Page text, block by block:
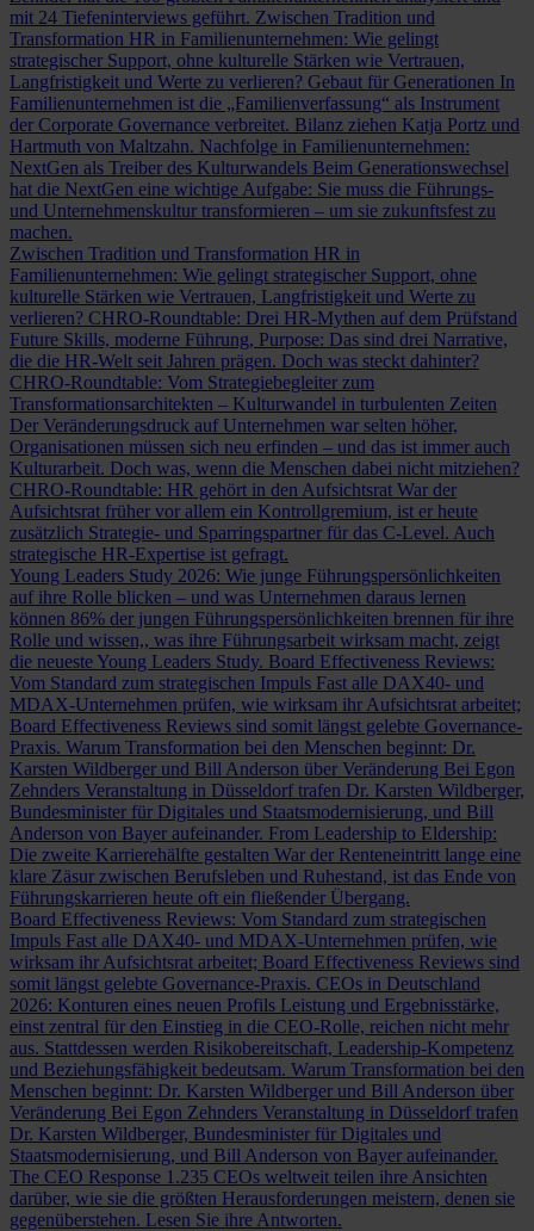
mit 24 Tiefeninterviews geführt. Zwischen Tradition und
Transformation HR in Familienunternehmen: Wie gelingt
strategischer Support, ohne kulturelle Stärken wie Vertrauen,
Langfristigkeit und Werte zu verlieren? Gebaut für Generationen In
Familienunternehmen ist die „Familienverfassung“ als Instrument
der Corporate Governance verbreitet. Bilanz ziehen Katja Portz und
Hartmuth von Maltzahn. Nachfolge in Familienunternehmen:
NextGen als Treiber des Kulturwandels Beim Generationswechsel
hat die NextGen eine wichtige Aufgabe: Sie muss die Führungs-
und Unternehmenskultur transformieren – um sie zukunftsfest zu
machen.
Zwischen Tradition und Transformation HR in
Familienunternehmen: Wie gelingt strategischer Support, ohne
kulturelle Stärken wie Vertrauen, Langfristigkeit und Werte zu
verlieren? CHRO-Roundtable: Drei HR-Mythen auf dem Prüfstand
Future Skills, moderne Führung, Purpose: Das sind drei Narrative,
die die HR-Welt seit Jahren prägen. Doch was steckt dahinter?
CHRO-Roundtable: Vom Strategiebegleiter zum
Transformationsarchitekten – Kulturwandel in turbulenten Zeiten
Der Veränderungsdruck auf Unternehmen war selten höher,
Organisationen müssen sich neu erfinden – und das ist immer auch
Kulturarbeit. Doch was, wenn die Menschen dabei nicht mitziehen?
CHRO-Roundtable: HR gehört in den Aufsichtsrat War der
Aufsichtsrat früher vor allem ein Kontrollgremium, ist er heute
zusätzlich Strategie- und Sparringspartner für das C-Level. Auch
strategische HR-Expertise ist gefragt.
Young Leaders Study 2026: Wie junge Führungspersönlichkeiten
auf ihre Rolle blicken – und was Unternehmen daraus lernen
können 86% der jungen Führungspersönlichkeiten brennen für ihre
Rolle und wissen,, was ihre Führungsarbeit wirksam macht, zeigt
die neueste Young Leaders Study. Board Effectiveness Reviews:
Vom Standard zum strategischen Impuls Fast alle DAX40- und
MDAX-Unternehmen prüfen, wie wirksam ihr Aufsichtsrat arbeitet;
Board Effectiveness Reviews sind somit längst gelebte Governance-
Praxis. Warum Transformation bei den Menschen beginnt: Dr.
Karsten Wildberger und Bill Anderson über Veränderung Bei Egon
Zehnders Veranstaltung in Düsseldorf trafen Dr. Karsten Wildberger,
Bundesminister für Digitales und Staatsmodernisierung, und Bill
Anderson von Bayer aufeinander. From Leadership to Eldership:
Die zweite Karrierehälfte gestalten War der Renteneintritt lange eine
klare Zäsur zwischen Berufsleben und Ruhestand, ist das Ende von
Führungskarrieren heute oft ein fließender Übergang.
Board Effectiveness Reviews: Vom Standard zum strategischen
Impuls Fast alle DAX40- und MDAX-Unternehmen prüfen, wie
wirksam ihr Aufsichtsrat arbeitet; Board Effectiveness Reviews sind
somit längst gelebte Governance-Praxis. CEOs in Deutschland
2026: Konturen eines neuen Profils Leistung und Ergebnisstärke,
einst zentral für den Einstieg in die CEO-Rolle, reichen nicht mehr
aus. Stattdessen werden Risikobereitschaft, Leadership-Kompetenz
und Beziehungsfähigkeit bedeutsam. Warum Transformation bei den
Menschen beginnt: Dr. Karsten Wildberger und Bill Anderson über
Veränderung Bei Egon Zehnders Veranstaltung in Düsseldorf trafen
Dr. Karsten Wildberger, Bundesminister für Digitales und
Staatsmodernisierung, und Bill Anderson von Bayer aufeinander.
The CEO Response 1.235 CEOs weltweit teilen ihre Ansichten
darüber, wie sie die größten Herausforderungen meistern, denen sie
gegenüberstehen. Lesen Sie ihre Antworten.